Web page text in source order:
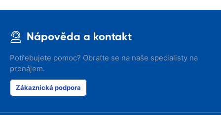
Nápověda a kontakt
Potřebujete pomoc? Obraťte se na naše specialisty na
pronájem.
Zákaznická podpora